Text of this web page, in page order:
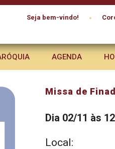
Seja bem-vindo! •
AGENDA
Missa de
Dia 02/11 às
Local: